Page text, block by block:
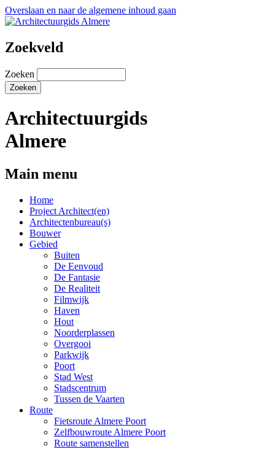
Overslaan en naar de algemene inhoud gaan
Zoekveld
Zoeken
Architectuurgids
Almere
Main menu
Home
Project Architect(en)
Architectenbureau(s)
Bouwer
Gebied
Buiten
De Eenvoud
De Fantasie
De Realiteit
Filmwijk
Haven
Hout
Noorderplassen
Overgooi
Parkwijk
Poort
Stad West
Stadscentrum
Tussen de Vaarten
Route
Fietsroute Almere Poort
Zelfbouwroute Almere Poort
Route samenstellen